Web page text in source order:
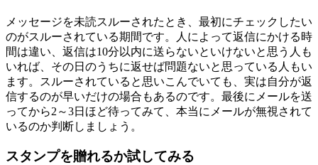
メッセージを未読スルーされたとき、最初にチェックしたい
のがスルーされている期間です。人によって返信にかける時
間は違い、返信は10分以内に送らないといけないと思う人も
いれば、その日のうちに返せば問題ないと思っている人もい
ます。スルーされていると思いこんでいても、実は自分が返
信するのが早いだけの場合もあるのです。最後にメールを送
ってから2～3日ほど待ってみて、本当にメールが無視されて
いるのか判断しましょう。
スタンプを贈れるか試してみる